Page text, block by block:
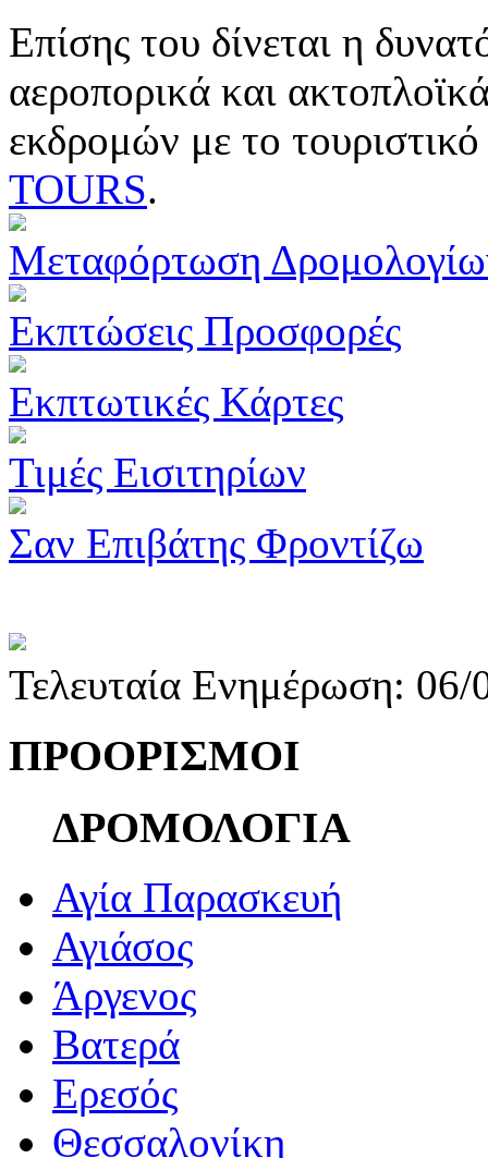
Επίσης του δίνεται η
αεροπορικά και
εκδρομών με το
TOURS.
Μεταφόρτωση
Εκπτώσεις Προσφορές
Εκπτωτικές Κάρτες
Τιμές Εισιτηρίων
Σαν Επιβάτης Φροντίζω
Τελευταία Ενημέρωση:
ΠΡΟΟΡΙΣΜΟΙ
ΔΡΟΜΟΛΟΓΙΑ
Αγία Παρασκευή
Αγιάσος
Άργενος
Βατερά
Ερεσός
Θεσσαλονίκη